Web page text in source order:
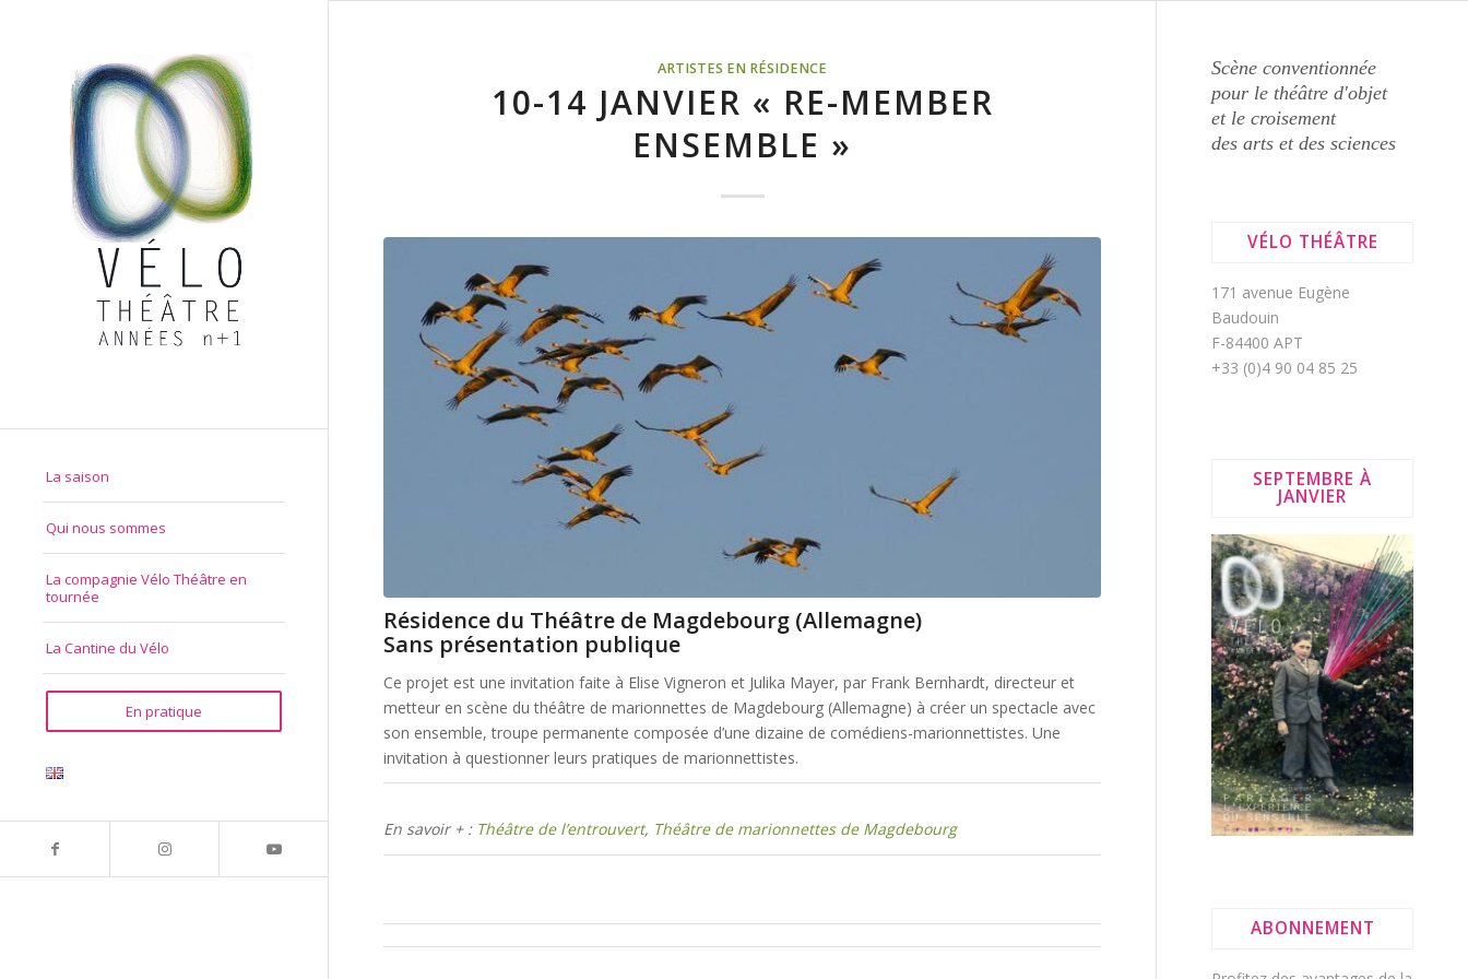
La saison
Qui nous sommes
La compagnie Vélo Théâtre en
tournée
La Cantine du Vélo
En pratique
ARTISTES EN RÉSIDENCE
10-14 JANVIER « RE-MEMBER
ENSEMBLE »
Résidence du Théâtre de Magdebourg (Allemagne)
Sans présentation publique
Ce projet est une invitation faite à Elise Vigneron et Julika Mayer, par Frank Bernhardt, directeur et
metteur en scène du théâtre de marionnettes de Magdebourg (Allemagne) à créer un spectacle avec
son ensemble, troupe permanente composée d’une dizaine de comédiens-marionnettistes. Une
invitation à questionner leurs pratiques de marionnettistes.
En savoir + : Théâtre de l’entrouvert, Théâtre de marionnettes de Magdebourg
Scène conventionnée
pour le théâtre d'objet
et le croisement
des arts et des sciences
VÉLO THÉÂTRE
171 avenue Eugène
Baudouin
F-84400 APT
+33 (0)4 90 04 85 25
SEPTEMBRE À
JANVIER
ABONNEMENT